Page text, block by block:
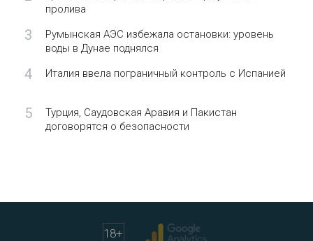
пролива
3
Румынская АЭС избежала остановки: уровень
воды в Дунае поднялся
4 Италия ввела пограничный контроль с Испанией
5
Турция, Саудовская Аравия и Пакистан
договорятся о безопасности
18+